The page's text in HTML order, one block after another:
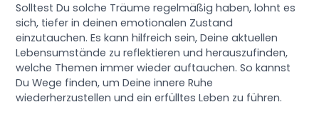
Solltest Du solche Träume regelmäßig haben, lohnt es
sich, tiefer in deinen emotionalen Zustand
einzutauchen. Es kann hilfreich sein, Deine aktuellen
Lebensumstände zu reflektieren und herauszufinden,
welche Themen immer wieder auftauchen. So kannst
Du Wege finden, um Deine innere Ruhe
wiederherzustellen und ein erfülltes Leben zu führen.